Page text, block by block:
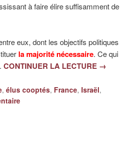
à faire élire suffisamment de
eux, dont les objectifs politiques
la majorité nécessaire. Ce qui
CONTINUER LA LECTURE →
, élus cooptés, France, Israël,